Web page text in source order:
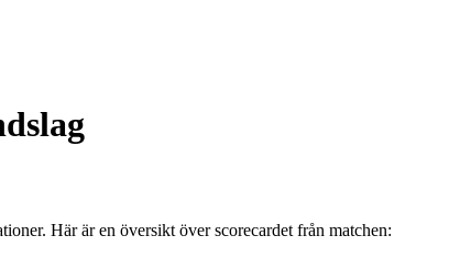
Här är en översikt över scorecardet från matchen: